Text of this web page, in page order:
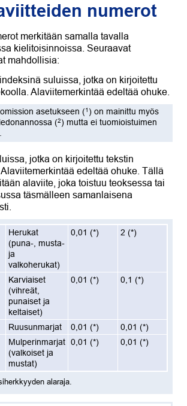
numerot
merkitään samalla tavalla
kielitoisinnoissa. Seuraavat
mahdollisia:
suluissa, jotka on kirjoitettu
Alaviitemerkintää edeltää ohuke.
asetukseen (1 )on mainittu myös
(2)mutta ei tuomioistuimen
jotka on kirjoitettu tekstin
edeltää ohuke. Tällä
alaviite, joka toistuu teoksessa tai
täsmälleen samanlaisena
Herukat
(puna-, musta-
ja
valkoherukat)
0,01 (*) 2 (*)
Karviaiset
(vihreät,
punaiset ja
keltaiset)
0,01 (*) 0,1 (*)
Ruusunmarjat 0,01 (*) 0,01 (*)
Mulperinmarjat
(valkoiset ja
mustat)
0,01 (*) 0,01 (*)
alaraja.